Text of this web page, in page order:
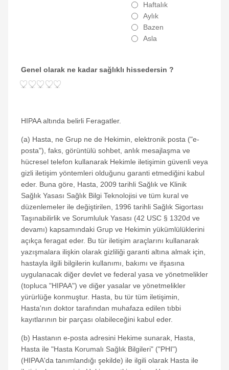
Haftalık
Aylık
Bazen
Asla
Genel olarak ne kadar sağlıklı hissedersin ?
HIPAA altında belirli Feragatler.
(a) Hasta, ne Grup ne de Hekimin, elektronik posta ("e-
posta"), faks, görüntülü sohbet, anlık mesajlaşma ve
hücresel telefon kullanarak Hekimle iletişimin güvenli veya
gizli iletişim yöntemleri olduğunu garanti etmediğini kabul
eder. Buna göre, Hasta, 2009 tarihli Sağlık ve Klinik
Sağlık Yasası Sağlık Bilgi Teknolojisi ve tüm kural ve
düzenlemeler ile değiştirilen, 1996 tarihli Sağlık Sigortası
Taşınabilirlik ve Sorumluluk Yasası (42 USC § 1320d ve
devamı) kapsamındaki Grup ve Hekimin yükümlülüklerini
açıkça feragat eder. Bu tür iletişim araçlarını kullanarak
yazışmalara ilişkin olarak gizliliği garanti altına almak için,
hastayla ilgili bilgilerin kullanımı, bakımı ve ifşasına
uygulanacak diğer devlet ve federal yasa ve yönetmelikler
(topluca "HIPAA") ve diğer yasalar ve yönetmelikler
yürürlüğe konmuştur. Hasta, bu tür tüm iletişimin,
Hasta'nın doktor tarafından muhafaza edilen tıbbi
kayıtlarının bir parçası olabileceğini kabul eder.
(b) Hastanın e-posta adresini Hekime sunarak, Hasta,
Hasta ile "Hasta Korumalı Sağlık Bilgileri" ("PHI")
(HIPAA'da tanımlandığı şekilde) ile ilgili olarak Hasta ile